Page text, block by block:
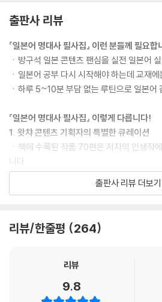
책의 구성과 활용법
[1장 드라마] 청춘물부터 장르물, 사회 고발
마의 세계로 초대합니다
상견니
난홍
불면일: 잠들 수 없는 하루
불구선량적아문
아가능불회애니: 연애의 조건
거유풍적지방: 바람이 머무는 곳
치아문단순적소미호: 아름다웠던 우리에게
인선지인: 웨이브 메이커스
잊어도 기억할게
출판사 리뷰
『일본어 명대사 필사집』 이런 분들께 필요합
ㆍ방구석 일본 콘텐츠 팬심을 실전 일본어
ㆍ일본어 공부 다시 시작해야 하는데 교재
ㆍ하루 5~10분 부담 없는 루틴으로 일본어
『일본어 명대사 필사집』 이렇게 다릅니다!
1. 왓챠 콘텐츠 기획자의 특별한 큐레이션
ㆍ책에 수록된 작품 70편은 저자의 인생작
니다.
ㆍ고전부터 최신작까지, 영화·드라마·애니
필사 후 작품을 감상하는 것도 추천합니다.
2. 시사일본어학원 강사의 세심한 가이드
출판사 리뷰 더보기
리뷰/한줄평 264
리뷰
9.8